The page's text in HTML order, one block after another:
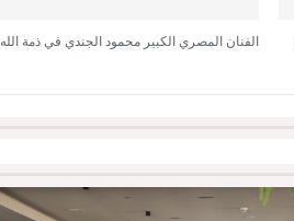
الفنان المصري الكبير محمود الجندي في ذمة الله